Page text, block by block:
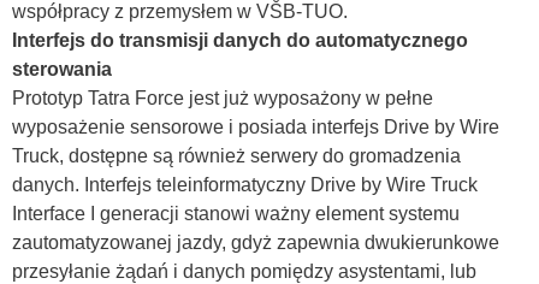
współpracy z przemysłem w VŠB-TUO.
Interfejs do transmisji danych do automatycznego
sterowania
Prototyp Tatra Force jest już wyposażony w pełne
wyposażenie sensorowe i posiada interfejs Drive by Wire
Truck, dostępne są również serwery do gromadzenia
danych. Interfejs teleinformatyczny Drive by Wire Truck
Interface I generacji stanowi ważny element systemu
zautomatyzowanej jazdy, gdyż zapewnia dwukierunkowe
przesyłanie żądań i danych pomiędzy asystentami, lub